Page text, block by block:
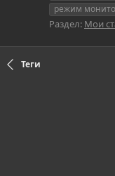
режим
Раздел: Мои
Теги